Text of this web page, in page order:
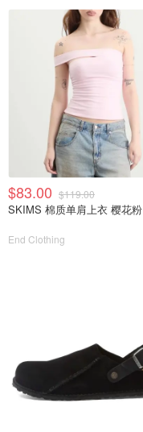
$83.00 $119.00
SKIMS 棉质单肩上衣 樱花粉
End Clothing